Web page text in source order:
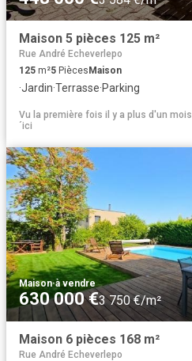
Maison 5 pièces 125 m²
Rue André Echeverlepo
125 m²5 Pièces Maison
·Jardin·Terrasse·Parking
Vu la première fois il y a plus d'un mois
´ici
Maison·à vendre
630 000 €3 750 €/m²
Maison 6 pièces 168 m²
Rue André Echeverlepo